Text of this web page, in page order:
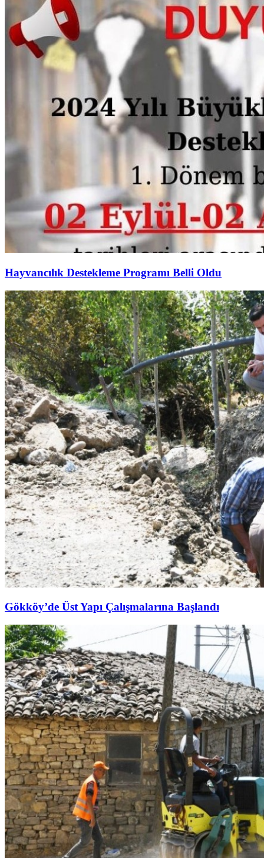
Hayvancılık Destekleme Programı Belli Oldu
Gökköy’de Üst Yapı Çalışmalarına Başlandı